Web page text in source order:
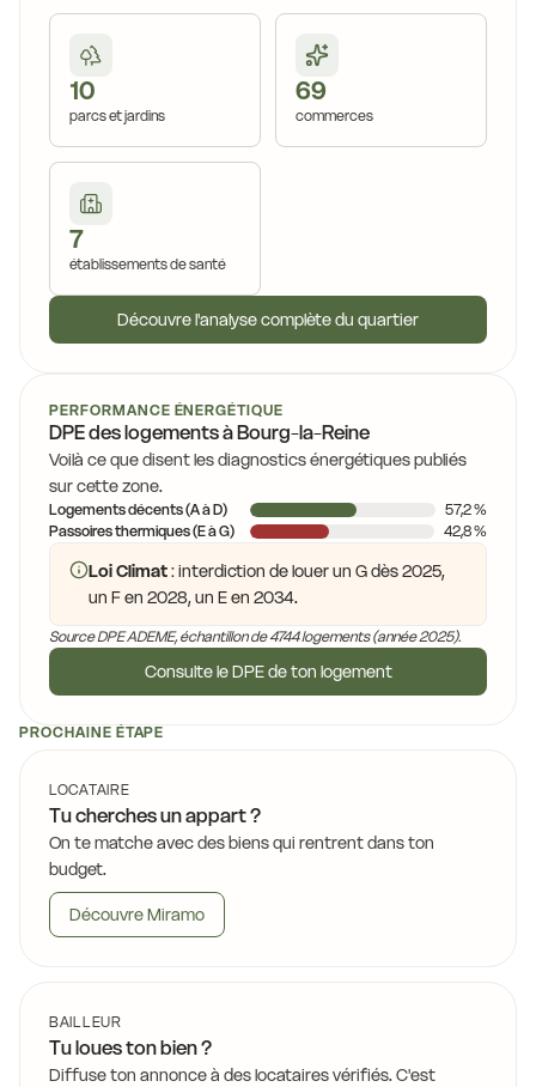
10
parcs et jardins
69
commerces
7
établissements de santé
Découvre l'analyse complète du quartier
PERFORMANCE ÉNERGÉTIQUE
DPE des logements à Bourg-la-Reine
Voilà ce que disent les diagnostics énergétiques publiés
sur cette zone.
Logements décents (A à D)
57,2 %
Passoires thermiques (E à G)
42,8 %
Loi Climat: interdiction de louer un G dès 2025,
un F en 2028, un E en 2034.
Source DPE ADEME, échantillon de 4744 logements (année 2025).
Consulte le DPE de ton logement
PROCHAINE ÉTAPE
LOCATAIRE
Tu cherches un appart ?
On te matche avec des biens qui rentrent dans ton
budget.
Découvre Miramo
BAILLEUR
Tu loues ton bien ?
Diffuse ton annonce à des locataires vérifiés. C'est